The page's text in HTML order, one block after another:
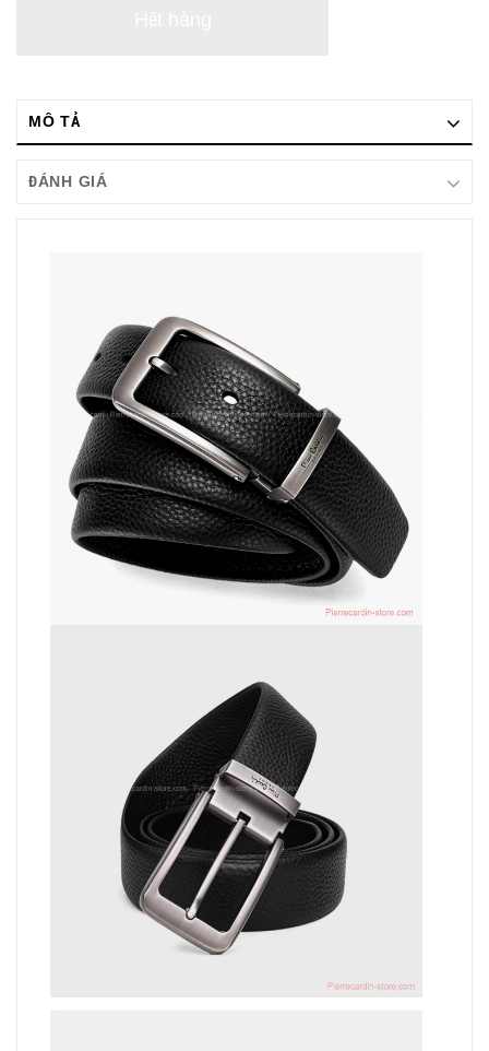
MÔ TẢ
ĐÁNH GIÁ